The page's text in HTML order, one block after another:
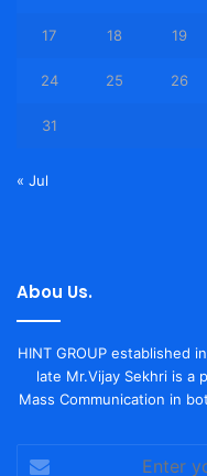
17 18 19
24 25 26
31
« Jul
Abou Us.
HINT GROUP established
late Mr.Vijay Sekhri is a
Mass Communication in